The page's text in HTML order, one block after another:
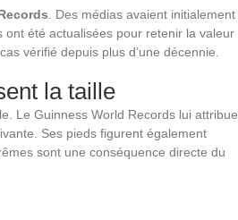
. Des médias avaient initialement
été actualisées pour retenir la valeur
vérifié depuis plus d’une décennie.
la taille
Le Guinness World Records lui attribue
Ses pieds figurent également
sont une conséquence directe du